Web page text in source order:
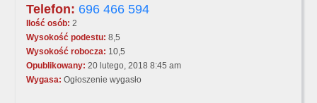
Telefon: 696 466 594
Ilość osób: 2
Wysokość podestu: 8,5
Wysokość robocza: 10,5
Opublikowany: 20 lutego, 2018 8:45 am
Wygasa: Ogłoszenie wygasło